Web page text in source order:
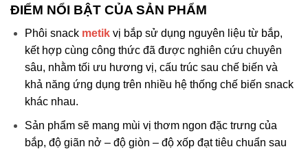
ĐIỂM NỔI BẬT CỦA SẢN PHẨM
Phôi snack metikvị bắp sử dụng nguyên liệu từ bắp,
kết hợp cùng công thức đã được nghiên cứu chuyên
sâu, nhằm tối ưu hương vị, cấu trúc sau chế biến và
khả năng ứng dụng trên nhiều hệ thống chế biến snack
khác nhau.
Sản phẩm sẽ mang mùi vị thơm ngon đặc trưng của
bắp, độ giãn nở – độ giòn – độ xốp đạt tiêu chuẩn sau